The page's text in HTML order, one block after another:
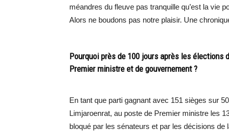
méandres du fleuve pas tranquille qu’est la vie
Alors ne boudons pas notre plaisir. Une
Pourquoi près de 100 jours après les élections
Premier ministre et de gouvernement ?
En tant que parti gagnant avec 151 sièges sur
Limjaroenrat, au poste de Premier ministre les
bloqué par les sénateurs et par les décisions